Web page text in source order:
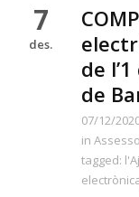
7
des.
de
de
07/12/
in
tagged: